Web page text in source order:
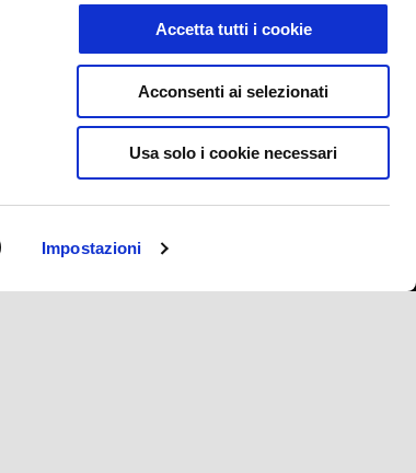
Impostazioni
Accetta tutti i cookie
Acconsenti ai selezionati
Usa solo i cookie necessari
Servizi finanziari
Richiedi Documenti
E-commerce